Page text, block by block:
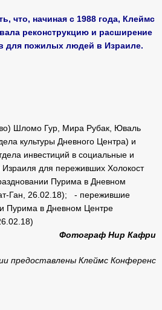
что, начиная с 1988 года, Клеймс
реконструкцию и расширение
для пожилых людей в Израиле.
Шломо Гур, Мира Рубак, Юваль
культуры Дневного Центра) и
инвестиций в социальные и
для переживших Холокост
Пурима в Дневном
Ган, 26.02.18); - пережившие
Пурима в Дневном Центре
Фотограф Нир Кафри
предоставлены Клеймс Конференс